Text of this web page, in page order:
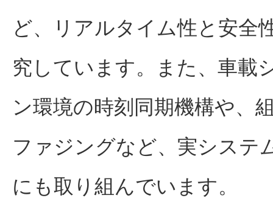
ど、リアルタイム性と安全
究しています。また、車載
ン環境の時刻同期機構や、
ファジングなど、実システ
にも取り組んでいます。